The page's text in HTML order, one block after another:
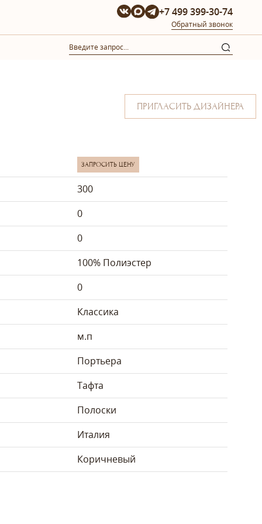
+7 499 399-30-74
Обратный звонок
ПРИГЛАСИТЬ ДИЗАЙНЕРА
ЗАПРОСИТЬ ЦЕНУ
300
0
0
100% Полиэстер
0
Классика
м.п
Портьера
Тафта
Полоски
Италия
Коричневый